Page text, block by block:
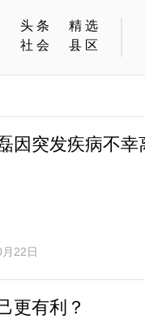
头条
精选
社会
县区
因突发疾病不幸
22日
更有利？